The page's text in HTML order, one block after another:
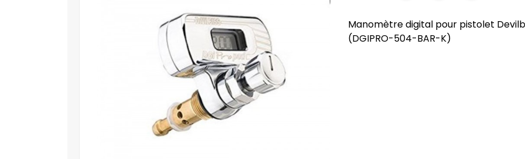
Manomètre digital pour pistolet
(DGIPRO-504-BAR-K)